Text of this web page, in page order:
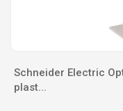
Schneider Electric
plast...